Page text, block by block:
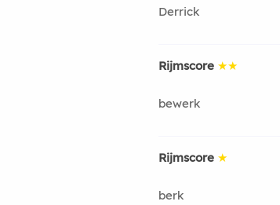
Derrick
Rijmscore ★★
bewerk
Rijmscore ★
berk